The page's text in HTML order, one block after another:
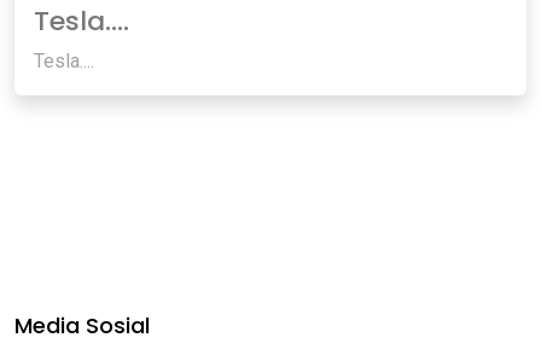
Tesla....
Tesla....
Media Sosial